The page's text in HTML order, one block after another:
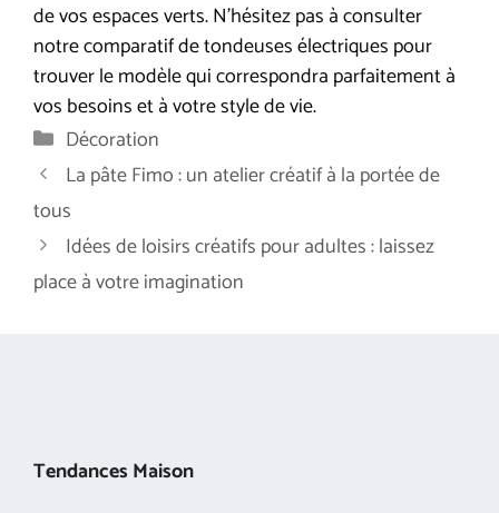
de vos espaces verts. N’hésitez pas à consulter
notre comparatif de tondeuses électriques pour
trouver le modèle qui correspondra parfaitement à
vos besoins et à votre style de vie.
Catégories
Décoration
La pâte Fimo : un atelier créatif à la portée de
tous
Idées de loisirs créatifs pour adultes : laissez
place à votre imagination
Tendances Maison